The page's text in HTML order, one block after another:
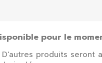
pour le
D'autres produits seront